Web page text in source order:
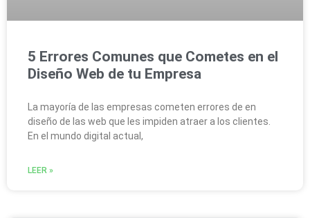
5 Errores Comunes que Cometes en el
Diseño Web de tu Empresa
La mayoría de las empresas cometen errores de en
diseño de las web que les impiden atraer a los clientes.
En el mundo digital actual,
LEER »